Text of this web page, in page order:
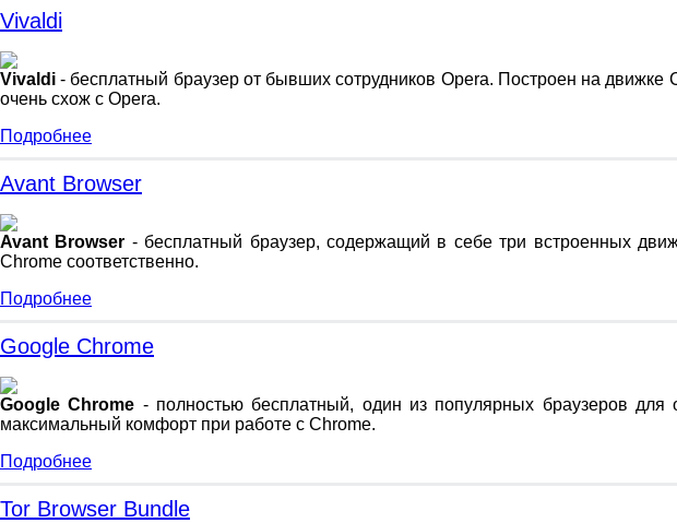
Vivaldi
Vivaldi - бесплатный браузер от бывших сотрудников Opera. Построен на
очень схож с Opera.
Подробнее
Avant Browser
Avant Browser - бесплатный браузер, содержащий в себе три встроенных
Chrome соответственно.
Подробнее
Google Chrome
Google Chrome - полностью бесплатный, один из популярных браузеров
максимальный комфорт при работе с Chrome.
Подробнее
Tor Browser Bundle